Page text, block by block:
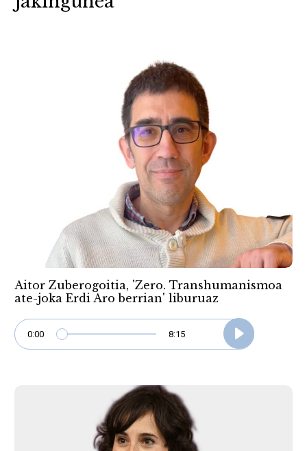
Aitor Zuberogoitia, 'Zero. Transhumanismoa
ate-joka Erdi Aro berrian' liburuaz
0:00 8:15